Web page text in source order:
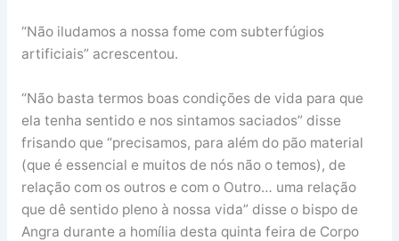
“Não iludamos a nossa fome com subterfúgios
artificiais” acrescentou.
“Não basta termos boas condições de vida para que
ela tenha sentido e nos sintamos saciados” disse
frisando que “precisamos, para além do pão material
(que é essencial e muitos de nós não o temos), de
relação com os outros e com o Outro… uma relação
que dê sentido pleno à nossa vida” disse o bispo de
Angra durante a homília desta quinta feira de Corpo